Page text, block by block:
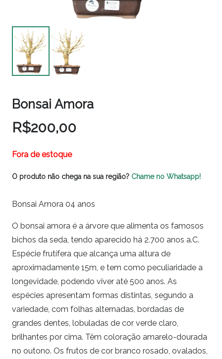
Bonsai Amora
R$200,00
Fora de estoque
O produto não chega na sua região? Chame no Whatsapp!
Bonsai Amora 04 anos
O bonsai amora é a árvore que alimenta os famosos
bichos da seda, tendo aparecido há 2.700 anos a.C.
Espécie frutífera que alcança uma altura de
aproximadamente 15m, e tem como peculiaridade a
longevidade, podendo viver até 500 anos. As
espécies apresentam formas distintas, segundo a
variedade, com folhas alternadas, bordadas de
grandes dentes, lobuladas de cor verde claro,
brilhantes por cima. Têm coloração amarelo-dourada
no outono. Os frutos de cor branco rosado, ovalados,